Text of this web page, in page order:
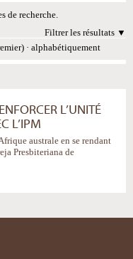
de recherche.
Filtrer les résultats
· alphabétiquement
L’UNITÉ
L’IPM
australe en se rendant
Presbiteriana de